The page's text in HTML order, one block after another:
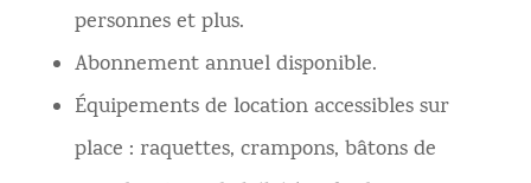
personnes et plus.
Abonnement annuel disponible.
Équipements de location accessibles sur
place : raquettes, crampons, bâtons de